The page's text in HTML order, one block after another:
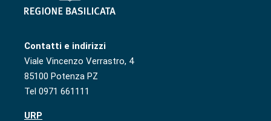
Contatti e indirizzi
Viale Vincenzo Verrastro, 4
85100 Potenza PZ
Tel 0971 661111
URP